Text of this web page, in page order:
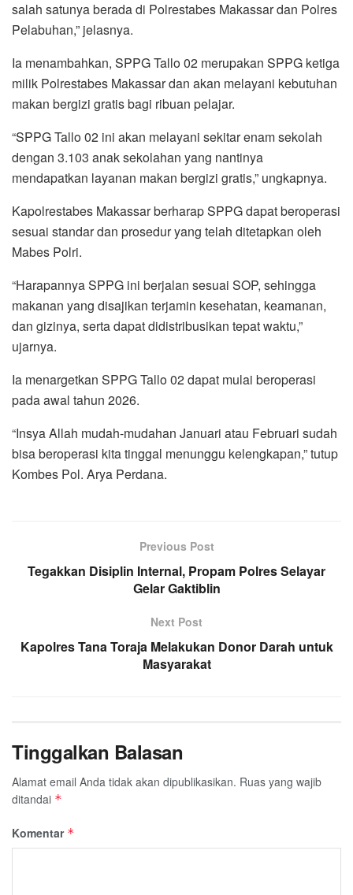
salah satunya berada di Polrestabes Makassar dan Polres
Pelabuhan,” jelasnya.
Ia menambahkan, SPPG Tallo 02 merupakan SPPG ketiga
milik Polrestabes Makassar dan akan melayani kebutuhan
makan bergizi gratis bagi ribuan pelajar.
“SPPG Tallo 02 ini akan melayani sekitar enam sekolah
dengan 3.103 anak sekolahan yang nantinya
mendapatkan layanan makan bergizi gratis,” ungkapnya.
Kapolrestabes Makassar berharap SPPG dapat beroperasi
sesuai standar dan prosedur yang telah ditetapkan oleh
Mabes Polri.
“Harapannya SPPG ini berjalan sesuai SOP, sehingga
makanan yang disajikan terjamin kesehatan, keamanan,
dan gizinya, serta dapat didistribusikan tepat waktu,”
ujarnya.
Ia menargetkan SPPG Tallo 02 dapat mulai beroperasi
pada awal tahun 2026.
“Insya Allah mudah-mudahan Januari atau Februari sudah
bisa beroperasi kita tinggal menunggu kelengkapan,” tutup
Kombes Pol. Arya Perdana.
Previous Post
Tegakkan Disiplin Internal, Propam Polres Selayar
Gelar Gaktiblin
Next Post
Kapolres Tana Toraja Melakukan Donor Darah untuk
Masyarakat
Tinggalkan Balasan
Alamat email Anda tidak akan dipublikasikan. Ruas yang wajib
ditandai *
Komentar *